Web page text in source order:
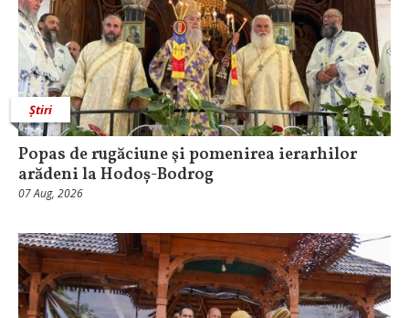
Știri
Popas de rugăciune şi pomenirea ierarhilor
arădeni la Hodoș-Bodrog
07 Aug, 2026